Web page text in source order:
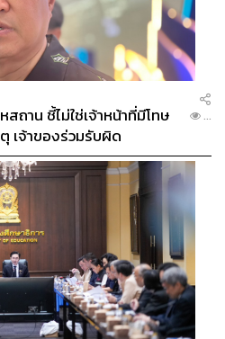
ถาน ชี้ไม่ใช่เจ้าหน้าที่มีโทษ
เจ้าของร่วมรับผิด
...